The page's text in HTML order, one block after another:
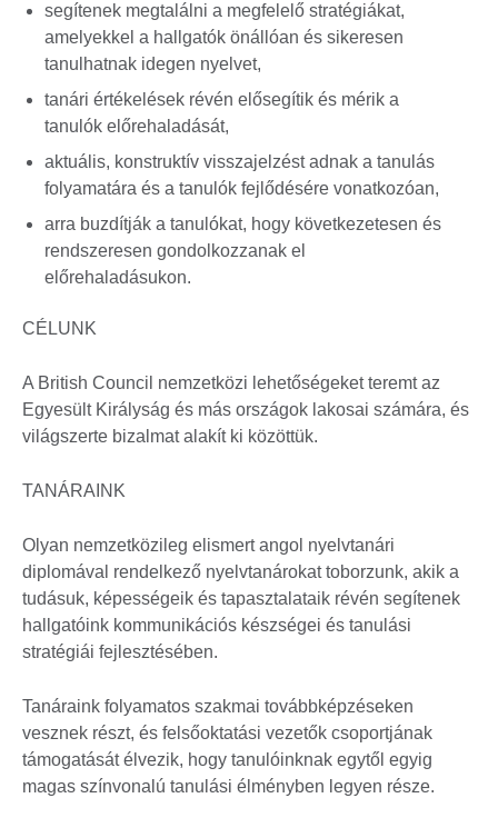
segítenek megtalálni a megfelelő stratégiákat,
amelyekkel a hallgatók önállóan és sikeresen
tanulhatnak idegen nyelvet,
tanári értékelések révén elősegítik és mérik a
tanulók előrehaladását,
aktuális, konstruktív visszajelzést adnak a tanulás
folyamatára és a tanulók fejlődésére vonatkozóan,
arra buzdítják a tanulókat, hogy következetesen és
rendszeresen gondolkozzanak el
előrehaladásukon.
CÉLUNK
A British Council nemzetközi lehetőségeket teremt az
Egyesült Királyság és más országok lakosai számára, és
világszerte bizalmat alakít ki közöttük.
TANÁRAINK
Olyan nemzetközileg elismert angol nyelvtanári
diplomával rendelkező nyelvtanárokat toborzunk, akik a
tudásuk, képességeik és tapasztalataik révén segítenek
hallgatóink kommunikációs készségei és tanulási
stratégiái fejlesztésében.
Tanáraink folyamatos szakmai továbbképzéseken
vesznek részt, és felsőoktatási vezetők csoportjának
támogatását élvezik, hogy tanulóinknak egytől egyig
magas színvonalú tanulási élményben legyen része.